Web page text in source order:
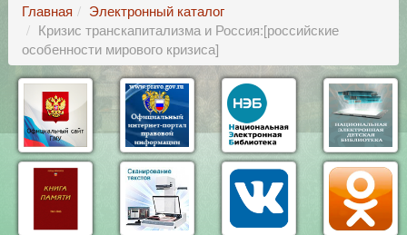
Главная
Электронный каталог
Кризис транскапитализма и Россия:[российские
особенности мирового кризиса]